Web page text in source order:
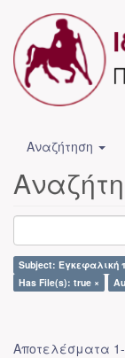
Αναζήτηση
Subject: Εγκεφαλική
Has File(s): true ×
Αποτελέσματα